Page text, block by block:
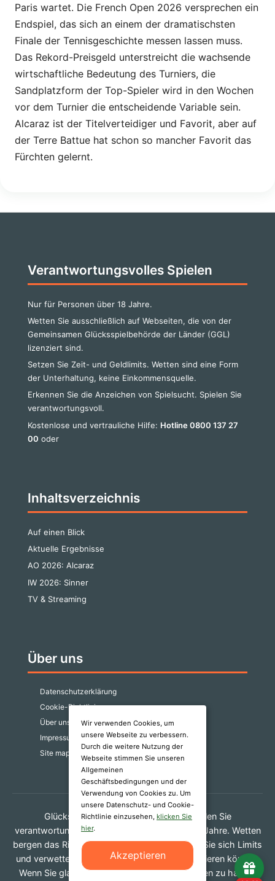
Paris wartet. Die French Open 2026 versprechen ein
Endspiel, das sich an einem der dramatischsten
Finale der Tennisgeschichte messen lassen muss.
Das Rekord-Preisgeld unterstreicht die wachsende
wirtschaftliche Bedeutung des Turniers, die
Sandplatzform der Top-Spieler wird in den Wochen
vor dem Turnier die entscheidende Variable sein.
Alcaraz ist der Titelverteidiger und Favorit, aber auf
der Terre Battue hat schon so mancher Favorit das
Fürchten gelernt.
Verantwortungsvolles Spielen
Nur für Personen über 18 Jahre.
Wetten Sie ausschließlich auf Webseiten, die von der
Gemeinsamen Glücksspielbehörde der Länder (GGL)
lizenziert sind.
Setzen Sie Zeit- und Geldlimits. Wetten sind eine Form
der Unterhaltung, keine Einkommensquelle.
Erkennen Sie die Anzeichen von Spielsucht. Spielen Sie
verantwortungsvoll.
Kostenlose und vertrauliche Hilfe: Hotline 0800 137 27
00 oder
Inhaltsverzeichnis
Auf einen Blick
Aktuelle Ergebnisse
AO 2026: Alcaraz
IW 2026: Sinner
TV & Streaming
Über uns
Datenschutzerklärung
Cookie-Richtlinie
Über uns
Impressum
Site map
Glücksspiel kann süchtig machen. Spielen Sie
verantwortungsvoll. Nur für Personen über 18 Jahre. Wetten
bergen das Risiko finanzieller Verluste. Setzen Sie sich Limits
und verwetten Sie kein Geld, das Sie nicht verlieren können.
Wenn Sie glauben, ein Problem mit dem Spielen zu haben,
Wir verwenden Cookies, um
unsere Webseite zu verbessern.
Durch die weitere Nutzung der
Webseite stimmen Sie unseren
Allgemeinen
Geschäftsbedingungen und der
Verwendung von Cookies zu. Um
unsere Datenschutz- und Cookie-
Richtlinie einzusehen, klicken Sie
hier.
Akzeptieren